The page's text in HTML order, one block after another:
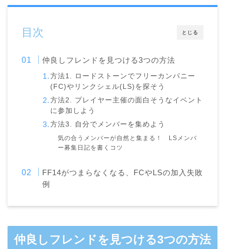
とじる
目次
仲良しフレンドを見つける3つの方法
方法1. ロードストーンでフリーカンパニー
(FC)やリンクシェル(LS)を探そう
方法2. プレイヤー主催の面白そうなイベント
に参加しよう
方法3. 自分でメンバーを集めよう
気の合うメンバーが自然と集まる！ LSメンバ
ー募集日記を書くコツ
FF14がつまらなくなる、FCやLSの加入失敗
例
仲良しフレンドを見つける3つの方法